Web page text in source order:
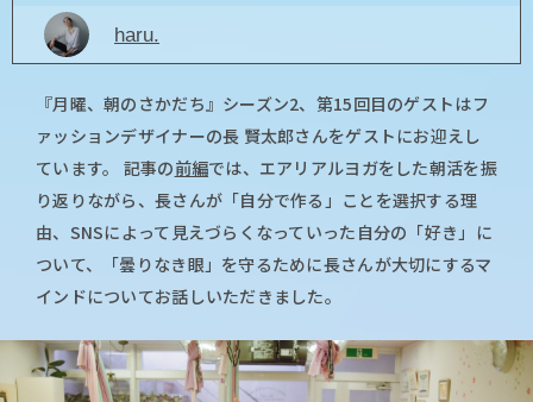
haru.
『月曜、朝のさかだち』シーズン2、第15回目のゲストはフ
ァッションデザイナーの長 賢太郎さんをゲストにお迎えし
ています。 記事の前編では、エアリアルヨガをした朝活を振
り返りながら、長さんが「自分で作る」ことを選択する理
由、SNSによって見えづらくなっていった自分の「好き」に
ついて、「曇りなき眼」を守るために長さんが大切にするマ
インドについてお話しいただきました。